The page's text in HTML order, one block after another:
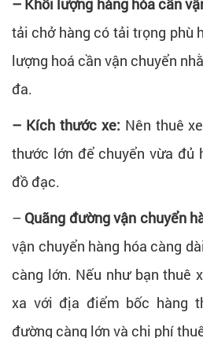
– Khối lượng hàng hóa cần
tải chở hàng có tải trọng phù
lượng hoá cần vận chuyển
đa.
– Kích thước xe: Nên thuê
thước lớn để chuyển vừa đủ
đồ đạc.
– Quãng đường vận chuyển
vận chuyển hàng hóa càng
càng lớn. Nếu như bạn thuê
xa với địa điểm bốc hàng
đường càng lớn và chi phí